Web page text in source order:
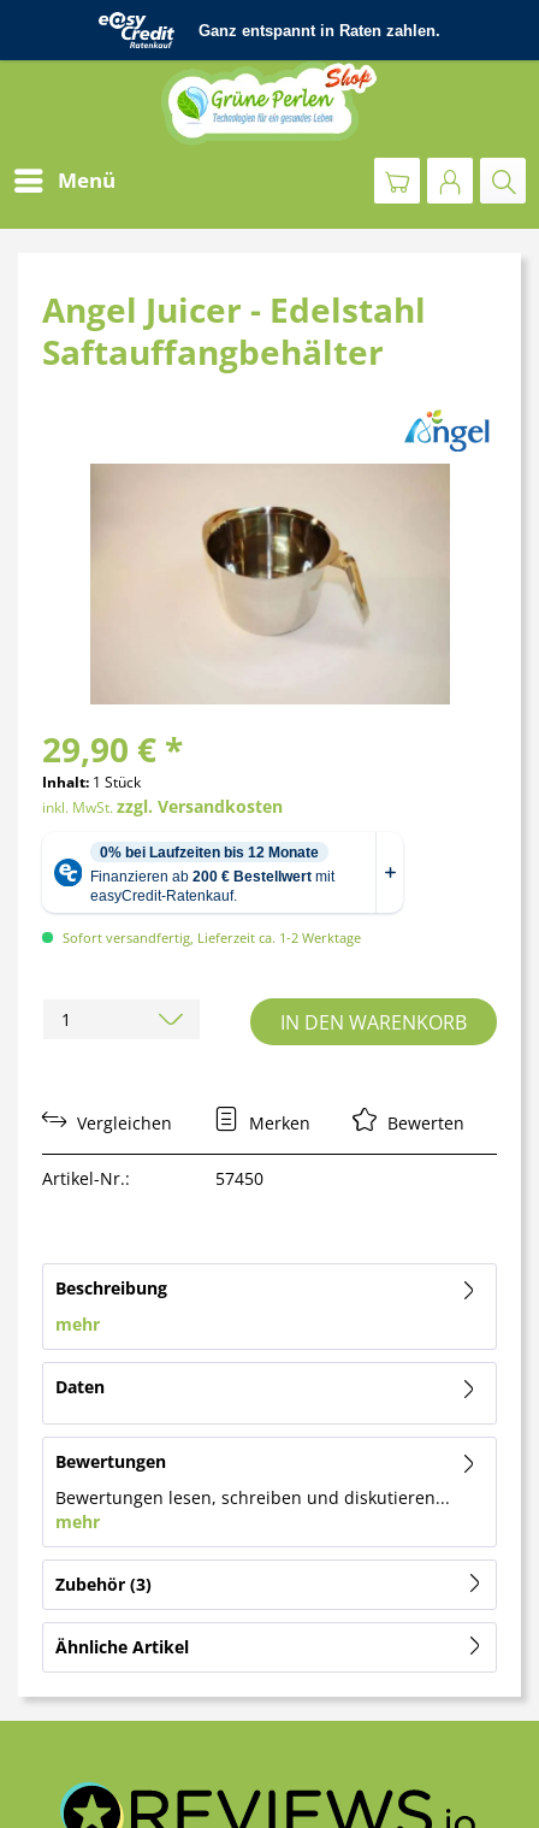
Menü
Angel Juicer - Edelstahl
Saftauffangbehälter
29,90 € *
Inhalt: 1 Stück
inkl. MwSt.zzgl. Versandkosten
Sofort versandfertig, Lieferzeit ca. 1-2 Werktage
IN DEN WARENKORB
Vergleichen Merken Bewerten
Artikel-Nr.: 57450
Beschreibung
mehr
Daten
Bewertungen
Bewertungen lesen, schreiben und diskutieren...
mehr
Zubehör 3
Ähnliche Artikel